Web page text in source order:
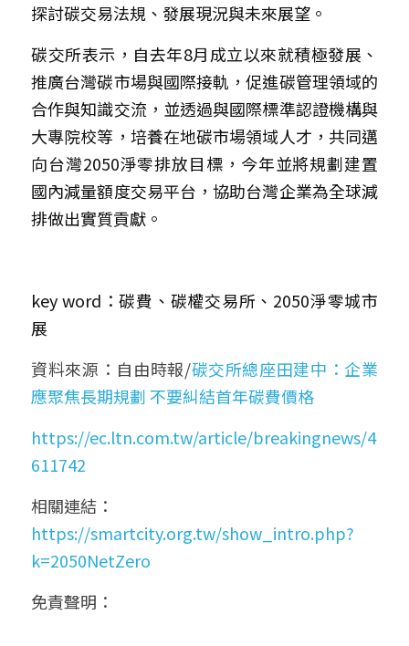
探討碳交易法規、發展現況與未來展望。
碳交所表示，自去年8月成立以來就積極發展、
推廣台灣碳市場與國際接軌，促進碳管理領域的
合作與知識交流，並透過與國際標準認證機構與
大專院校等，培養在地碳市場領域人才，共同邁
向台灣2050淨零排放目標，今年並將規劃建置
國內減量額度交易平台，協助台灣企業為全球減
排做出實質貢獻。
key word：碳費、碳權交易所、 2050淨零城市
展
資料來源：自由時報/碳交所總座田建中：企業
應聚焦長期規劃 不要糾結首年碳費價格
https://ec.ltn.com.tw/article/breakingnews/4
611742
相關連結：
https://smartcity.org.tw/show_intro.php?
k=2050NetZero
免責聲明：